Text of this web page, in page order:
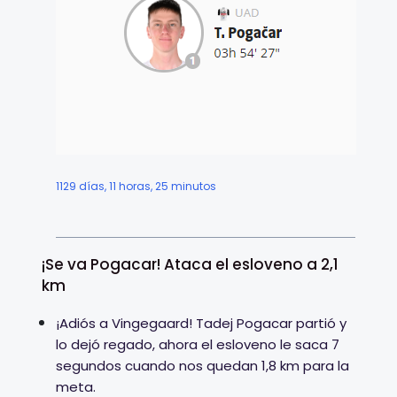
1129 días, 11 horas, 25 minutos
¡Se va Pogacar! Ataca el esloveno a 2,1
km
¡Adiós a Vingegaard! Tadej Pogacar partió y
lo dejó regado, ahora el esloveno le saca 7
segundos cuando nos quedan 1,8 km para la
meta.